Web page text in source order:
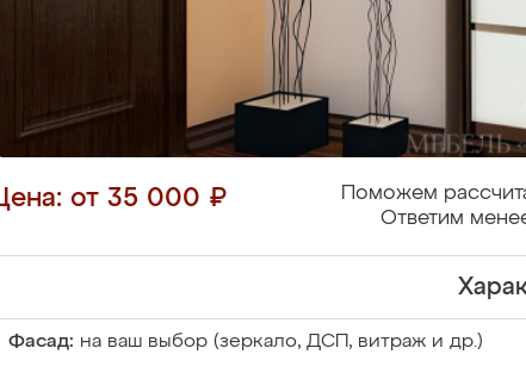
от 35 000 ₽
Поможем
Ответим
Фасад: на ваш выбор (зеркало, ДСП, витраж и др.)